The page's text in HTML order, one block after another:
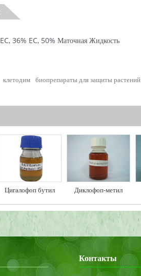
36% EC, 50% Маточная Жидкость
клетодим биопрепараты для защиты растений
Цигалофоп бутил Диклофоп-метил
Контакты